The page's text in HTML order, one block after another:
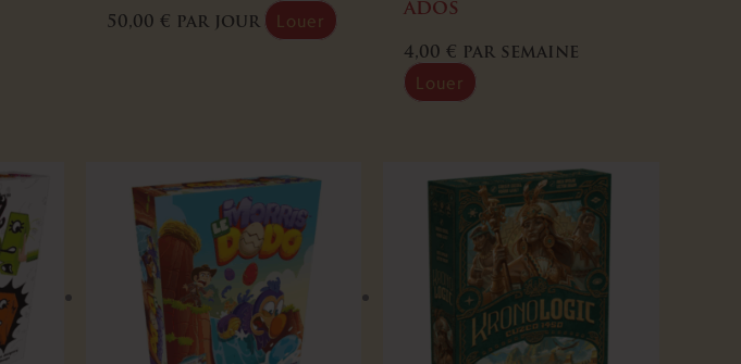
50,00 € par jour Louer
ados
4,00€ par semaine
Louer